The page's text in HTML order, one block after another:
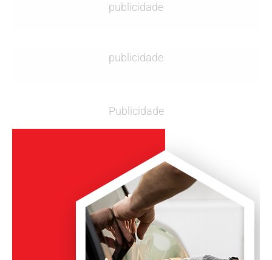
publicidade
publicidade
Publicidade